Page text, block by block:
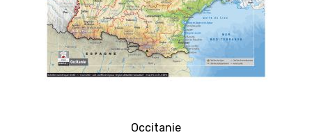
Occitanie